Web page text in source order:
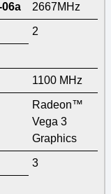
2667MHz
2
1100 MHz
Radeon™
Vega 3
Graphics
3